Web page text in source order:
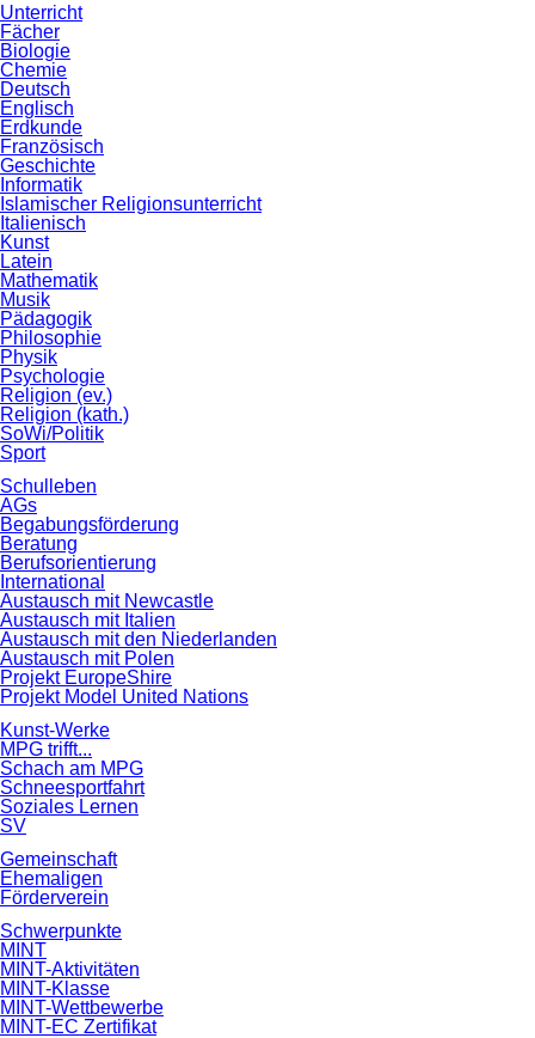
Unterricht
Fächer
Biologie
Chemie
Deutsch
Englisch
Erdkunde
Französisch
Geschichte
Informatik
Islamischer Religionsunterricht
Italienisch
Kunst
Latein
Mathematik
Musik
Pädagogik
Philosophie
Physik
Psychologie
Religion (ev.)
Religion (kath.)
SoWi/Politik
Sport
Schulleben
AGs
Begabungsförderung
Beratung
Berufsorientierung
International
Austausch mit Newcastle
Austausch mit Italien
Austausch mit den Niederlanden
Austausch mit Polen
Projekt EuropeShire
Projekt Model United Nations
Kunst-Werke
MPG trifft...
Schach am MPG
Schneesportfahrt
Soziales Lernen
SV
Gemeinschaft
Ehemaligen
Förderverein
Schwerpunkte
MINT
MINT-Aktivitäten
MINT-Klasse
MINT-Wettbewerbe
MINT-EC Zertifikat